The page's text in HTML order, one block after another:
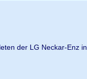
der LG Neckar-Enz in